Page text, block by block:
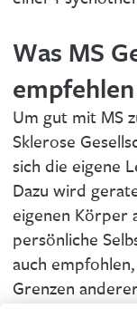
Was MS
empfehlen
Um gut mit MS
Sklerose
sich die eigene
Dazu wird
eigenen Körper
persönliche
auch
Grenzen